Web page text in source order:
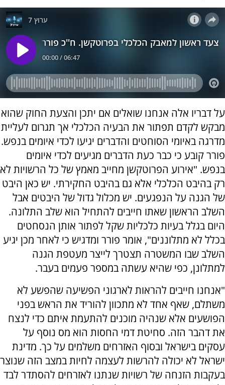
על דבריו אלה אנחנו שואלים אם יתכן והצעת החוק שהוא
מבקש לקדם תפתור את הבעיה הכלכלי אך תגרום לעליית
מדרגה באיומי הסוחטים והדברים יגיעו לכדי איומים בנפש.
פורר קובע כי כבר כעת הדברים מגיעים לכדי איומים
בנפש. "אירוע הפרוטקשן מחייב מאמץ של כל הרשויות לא
רק בהיבט הכלכלי אלא גם בהיבט החקירתי. יש כאן היבט
של הגנה על הנפגעים. יש מכלול גדול של היבטים אבל
השלב הראשון שאתו חייבים להתחיל הוא שלב התלונה.
היום בגלל בעיות כלכליות שקל לפתור אותן הנסחטים
בכלל לא מתלוננים", אומר פורר ומדגיש כי לאחר מכן יגיע
השלב שבו המשטרה תצטרך לייצר מעטפת הגנה
למתלונן, כפי שהיא עשתה במספר פעמים בעבר.
"אנחנו חייבים להראות לארגוני הפשיעה שהפשע לא
משתלם, שאף אחד לא מתכוון להוריד את הראש בפני
הפושעים אלא שנהיה מוכנים להתעמת איתם כדי לנצח
את דהבר הזה. סחיטת דמי החסות הוא מס נוסף על
עסקים בישראל ובסוף האזרחים משלמים על כך. מדינת
ישראל לא יכולה להרשות לעצמה לחיות במצב הזה שנוצר
בעקבות הזנחה של רשויות שנתנו לאזרחים להסתדר לבד